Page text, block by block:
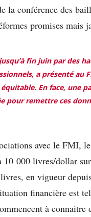
la conférence des
promises mais
fin juin par des
a présenté au
En face, une
pour remettre ces
avec le FMI,
10 000 livres/dollar
en vigueur
financière est
à connaitre